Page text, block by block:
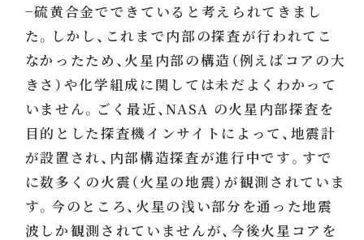
−硫黄合金でできていると考えられてきまし
た。しかし、これまで内部の探査が行われてこ
なかったため、火星内部の構造（例えばコアの大
きさ）や化学組成に関しては未だよくわかって
いません。ごく最近、NASA の火星内部探査を
目的とした探査機インサイトによって、地震計
が設置され、内部構造探査が進行中です。すで
に数多くの火震（火星の地震）が観測されていま
す。今のところ、火星の浅い部分を通った地震
波しか観測されていませんが、今後火星コアを